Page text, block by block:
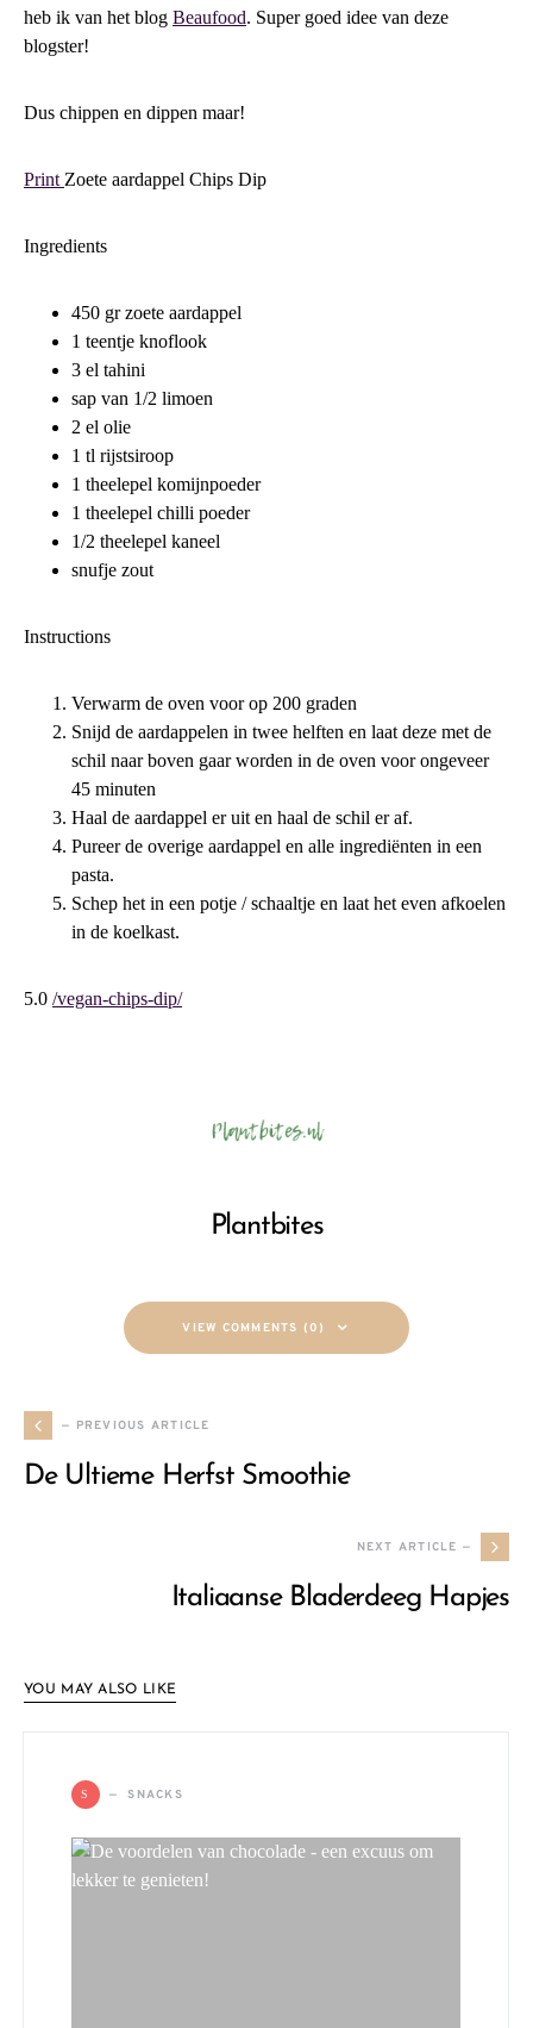
heb ik van het blog Beaufood. Super goed idee van deze
blogster!
Dus chippen en dippen maar!
Print Zoete aardappel Chips Dip
Ingredients
450 gr zoete aardappel
1 teentje knoflook
3 el tahini
sap van 1/2 limoen
2 el olie
1 tl rijstsiroop
1 theelepel komijnpoeder
1 theelepel chilli poeder
1/2 theelepel kaneel
snufje zout
Instructions
Verwarm de oven voor op 200 graden
Snijd de aardappelen in twee helften en laat deze met de
schil naar boven gaar worden in de oven voor ongeveer
45 minuten
Haal de aardappel er uit en haal de schil er af.
Pureer de overige aardappel en alle ingrediënten in een
pasta.
Schep het in een potje / schaaltje en laat het even afkoelen
in de koelkast.
5.0 /vegan-chips-dip/
Plantbites
VIEW COMMENTS (0)
— PREVIOUS ARTICLE
De Ultieme Herfst Smoothie
NEXT ARTICLE —
Italiaanse Bladerdeeg Hapjes
YOU MAY ALSO LIKE
S SNACKS